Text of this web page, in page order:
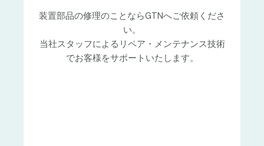
装置部品の修理のことならGTNへご依頼くださ
い。
当社スタッフによるリペア・メンテナンス技術
でお客様をサポートいたします。